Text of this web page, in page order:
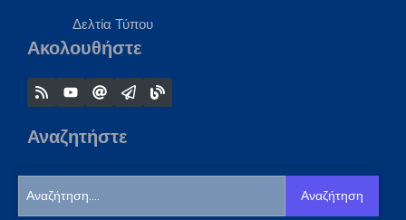
Δελτία Τύπου
Ακολουθήστε
Αναζητήστε
Αναζήτηση